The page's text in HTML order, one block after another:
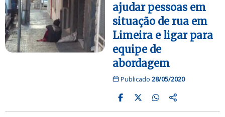
ajudar pessoas em
situação de rua em
Limeira e ligar para
equipe de
abordagem
Publicado 28/05/2020